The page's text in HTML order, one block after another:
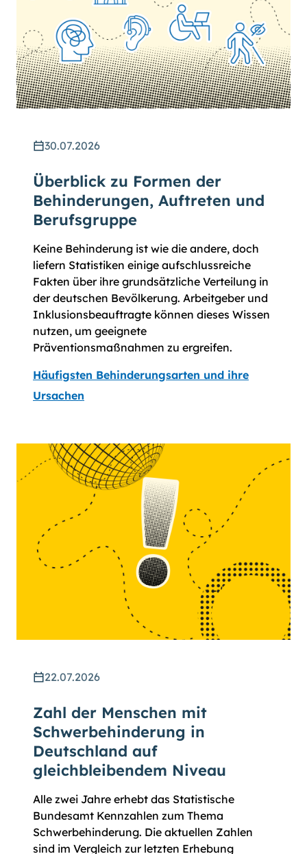
30.07.2026
Überblick zu Formen der
Behinderungen, Auftreten und
Berufsgruppe
Keine Behinderung ist wie die andere, doch
liefern Statistiken einige aufschlussreiche
Fakten über ihre grundsätzliche Verteilung in
der deutschen Bevölkerung. Arbeitgeber und
Inklusionsbeauftragte können dieses Wissen
nutzen, um geeignete
Präventionsmaßnahmen zu ergreifen.
Häufigsten Behinderungsarten und ihre
Ursachen
22.07.2026
Zahl der Menschen mit
Schwerbehinderung in
Deutschland auf
gleichbleibendem Niveau
Alle zwei Jahre erhebt das Statistische
Bundesamt Kennzahlen zum Thema
Schwerbehinderung. Die aktuellen Zahlen
sind im Vergleich zur letzten Erhebung